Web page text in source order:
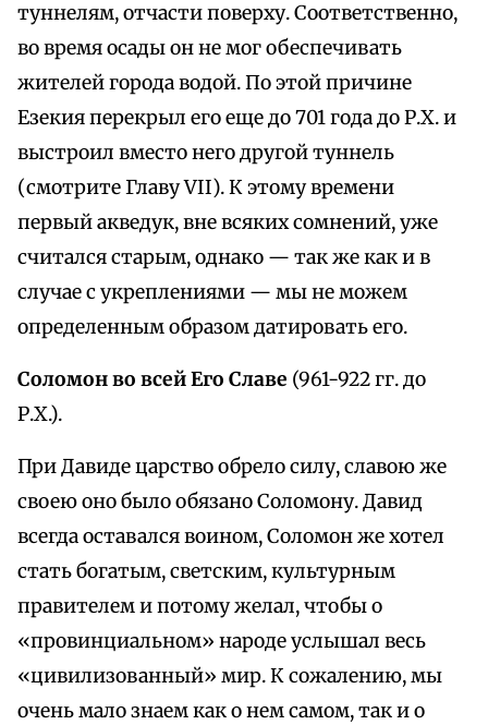
туннелям, отчасти поверху. Соответственно,
во время осады он не мог обеспечивать
жителей города водой. По этой причине
Езекия перекрыл его еще до 701 года до Р.Х. и
выстроил вместо него другой туннель
(смотрите Главу VII). К этому времени
первый акведук, вне всяких сомнений, уже
считался старым, однако — так же как и в
случае с укреплениями — мы не можем
определенным образом датировать его.
Соломон во всей Его Славе (961-922 гг. до
Р.Х.).
При Давиде царство обрело силу, славою же
своею оно было обязано Соломону. Давид
всегда оставался воином, Соломон же хотел
стать богатым, светским, культурным
правителем и потому желал, чтобы о
«провинциальном» народе услышал весь
«цивилизованный» мир. К сожалению, мы
очень мало знаем как о нем самом, так и о